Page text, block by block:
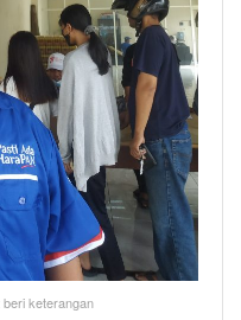
beri keterangan